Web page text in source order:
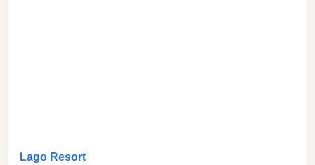
Lago Resort